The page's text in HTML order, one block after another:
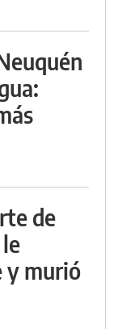
de
y murió